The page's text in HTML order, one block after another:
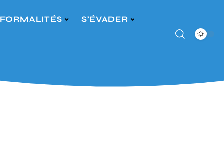
FORMALITÉS S’ÉVADER